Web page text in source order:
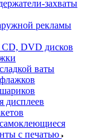
захваты
рекламы
DVD дисков
ваты
дисплеев
с печатью